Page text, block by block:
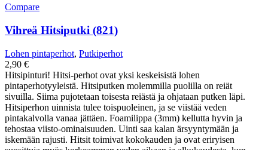
Compare
Vihreä Hitsiputki (821)
Lohen pintaperhot, Putkiperhot
2,90 €
Hitsipinturi! Hitsi-perhot ovat yksi keskeisistä lohen
pintaperhotyyleistä. Hitsiputken molemmilla puolilla on reiät
sivuilla. Siima pujotetaan toisesta reiästä ja ohjataan putken läpi.
Hitsiperhon uinnista tulee toispuoleinen, ja se viistää veden
pintakalvolla vanaa jättäen. Foamilippa (3mm) kellutta hyvin ja
tehostaa viisto-ominaisuuden. Uinti saa kalan ärsyyntymään ja
iskemään rajusti. Hitsit toimivat kokokauden ja ovat eriryisen